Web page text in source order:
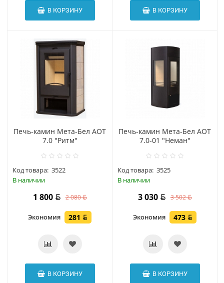
В КОРЗИНУ В КОРЗИНУ
Печь-камин Мета-Бел АОТ
7.0 "Ритм"
Код товара: 3522
В наличии
1 800 2 080
Экономия 281
В КОРЗИНУ
Печь-камин Мета-Бел АОТ
7.0-01 "Неман"
Код товара: 3525
В наличии
3 030 3 502
Экономия 473
В КОРЗИНУ